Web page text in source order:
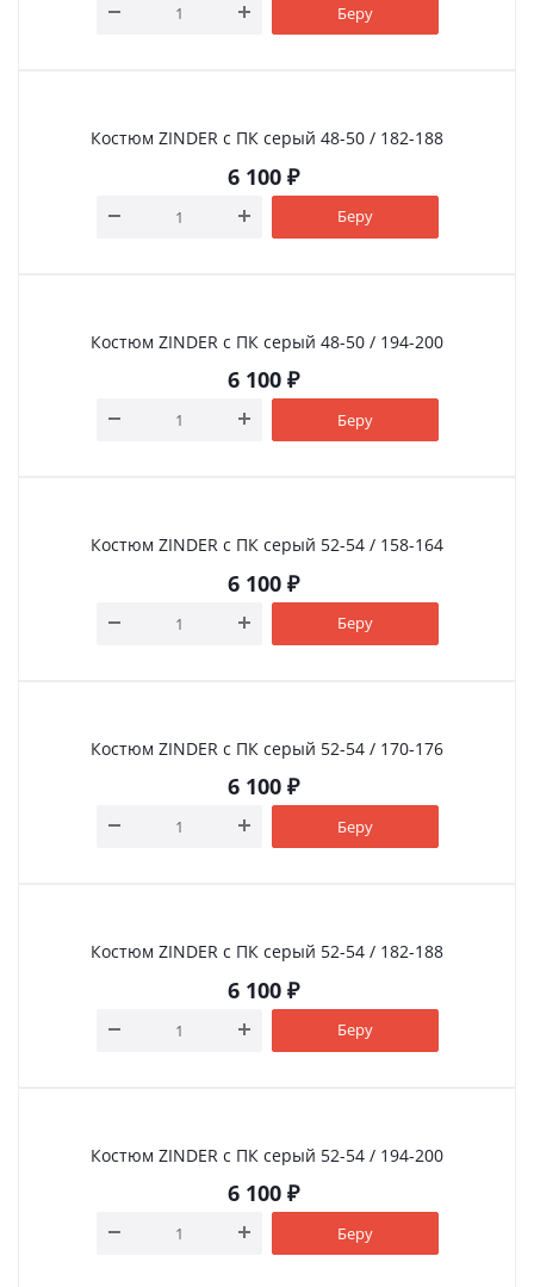
Беру
Костюм ZINDER с ПК серый 48-50 / 182-188
6 100₽
Беру
Костюм ZINDER с ПК серый 48-50 / 194-200
6 100₽
Беру
Костюм ZINDER с ПК серый 52-54 / 158-164
6 100₽
Беру
Костюм ZINDER с ПК серый 52-54 / 170-176
6 100₽
Беру
Костюм ZINDER с ПК серый 52-54 / 182-188
6 100₽
Беру
Костюм ZINDER с ПК серый 52-54 / 194-200
6 100₽
Беру